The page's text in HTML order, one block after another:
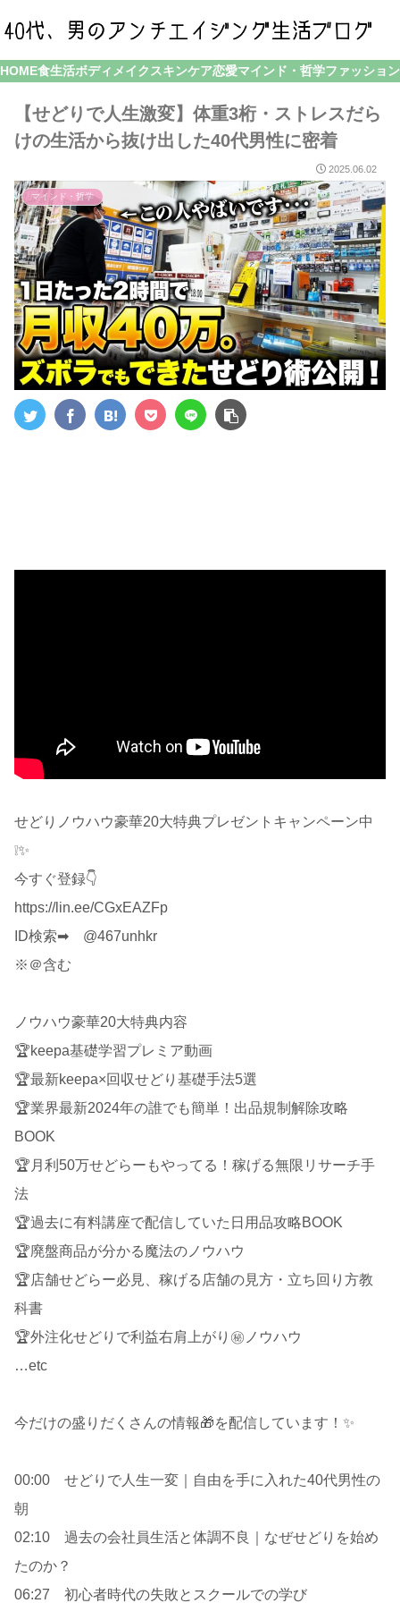
HOME食生活ボディメイク スキンケア恋愛マインド・哲学ファッション
【せどりで人生激変】体重3桁・ストレスだら
けの生活から抜け出した40代男性に密着
2025.06.02
マインド・哲学
せどりノウハウ豪華20大特典プレゼントキャンペーン中
❕✨
今すぐ登録👇
https://lin.ee/CGxEAZFp
ID検索➡ @467unhkr
※＠含む
ノウハウ豪華20大特典内容
🏆keepa基礎学習プレミア動画
🏆最新keepa×回収せどり基礎手法5選
🏆業界最新2024年の誰でも簡単！出品規制解除攻略
BOOK
🏆月利50万せどらーもやってる！稼げる無限リサーチ手
法
🏆過去に有料講座で配信していた日用品攻略BOOK
🏆廃盤商品が分かる魔法のノウハウ
🏆店舗せどらー必見、稼げる店舗の見方・立ち回り方教
科書
🏆外注化せどりで利益右肩上がり㊙ノウハウ
…etc
今だけの盛りだくさんの情報🎁を配信しています！✨
00:00 せどりで人生一変｜自由を手に入れた40代男性の
朝
02:10 過去の会社員生活と体調不良｜なぜせどりを始め
たのか？
06:27 初心者時代の失敗とスクールでの学び